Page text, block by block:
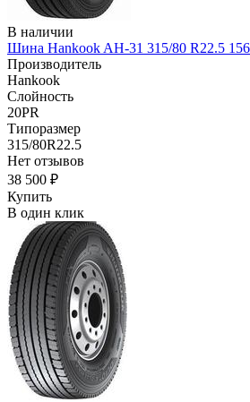
В наличии
Шина Hankook AH-31 315/80 R22.5
Производитель
Hankook
Слойность
20PR
Типоразмер
315/80R22.5
Нет отзывов
38 500 ₽
Купить
В один клик